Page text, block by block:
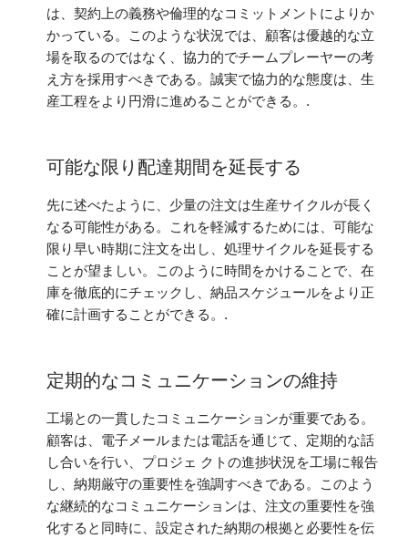
は、契約上の義務や倫理的なコミットメントによりか
かっている。このような状況では、顧客は優越的な立
場を取るのではなく、協力的でチームプレーヤーの考
え方を採用すべきである。誠実で協力的な態度は、生
産工程をより円滑に進めることができる。.
可能な限り配達期間を延長する
先に述べたように、少量の注文は生産サイクルが長く
なる可能性がある。これを軽減するためには、可能な
限り早い時期に注文を出し、処理サイクルを延長する
ことが望ましい。このように時間をかけることで、在
庫を徹底的にチェックし、納品スケジュールをより正
確に計画することができる。.
定期的なコミュニケーションの維持
工場との一貫したコミュニケーションが重要である。
顧客は、電子メールまたは電話を通じて、定期的な話
し合いを行い、プロジェ クトの進捗状況を工場に報告
し、納期厳守の重要性を強調すべきである。このよう
な継続的なコミュニケーションは、注文の重要性を強
化すると同時に、設定された納期の根拠と必要性を伝